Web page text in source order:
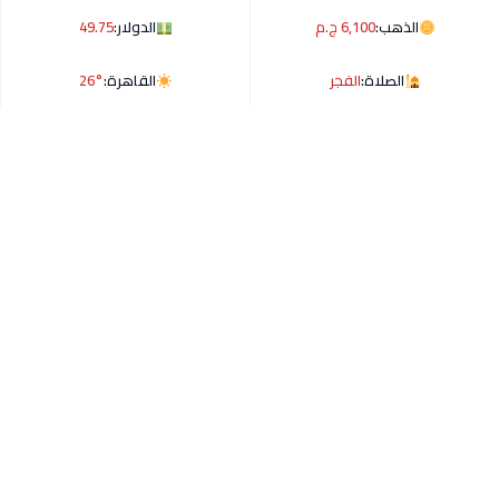
الذهب:6,100 ج.م الدولار:49.75
الصلاة:الفجر القاهرة:26°